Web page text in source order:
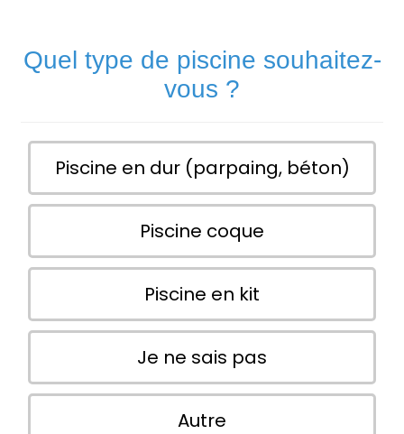
Quel type de piscine souhaitez-
vous ?
Piscine en dur (parpaing, béton)
Piscine coque
Piscine en kit
Je ne sais pas
Autre